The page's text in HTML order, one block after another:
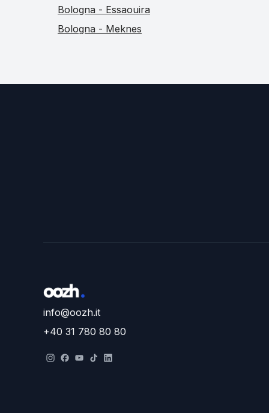
Bologna - Essaouira
Bologna - Meknes
info@oozh.it
+40 31 780 80 80